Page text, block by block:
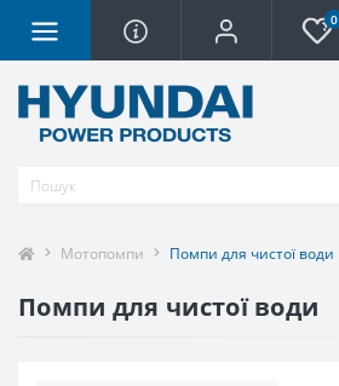
0
Мотопомпи Помпи для чистої води
Помпи для чистої води